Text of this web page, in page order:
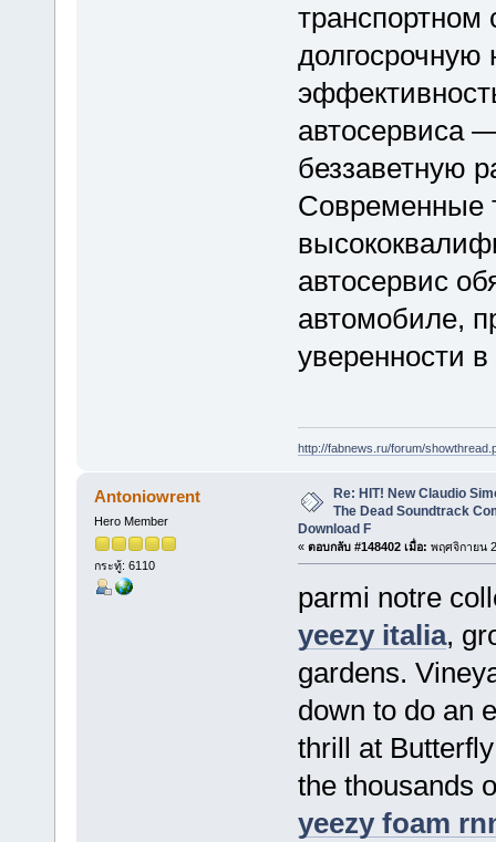
транспортном
автосервиса
беззаветную
Современные
автосервис
автомобиле,
уверенности
http://fabnews.ru/forum/
Antoniowrent
Hero Member
กระทู้: 6110
Re: HIT! New Claudio
The Dead Soundtrack
Download F
« ตอบกลับ #148402 เมื่อ: พฤศจิกายน
parmi notre
yeezy italia,
gardens.
down to do an
thrill at
the thousands
yeezy foam